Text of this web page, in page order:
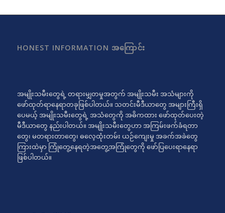
HONEST INFORMATION အကြောင်း
အမျိုးသမီးတွေရဲ့ တရားမျှတမှုအတွက် အမျိုးသမီး အသံများကို
ဖော်ထုတ်ရာနေရာတခုဖြစ်ပါတယ်။ သတင်းမီဒီယာတွေ အများကြီးရှိ
ပေမယ့် အမျိုးသမီးတွေရဲ့ အသံတွေကို အဓိကထား ဖော်ထုတ်ပေးတဲ့
မီဒီယာတွေ နည်းပါတယ်။ အမျိုးသမီးတွေဟာ အကြမ်းဖက်ခံရတာ
တွေ၊ မတရားတာတွေ၊ ဓလေ့ထုံးတမ်း ယဉ်ကျေးမှု အခက်အခဲတွေ
ကြားထဲမှာ ကြုံတွေ့နေရတဲ့အတွေ့အကြုံတွေကို ဖော်ပြပေးရာနေရာ
ဖြစ်ပါတယ်။